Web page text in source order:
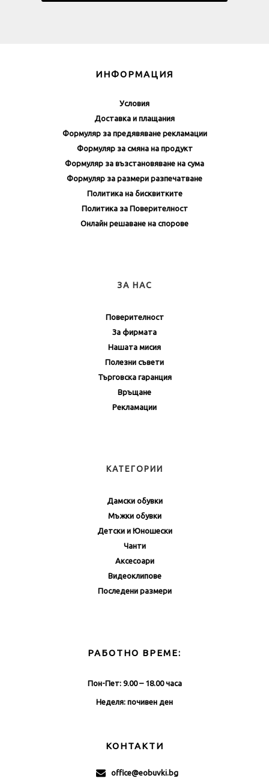
ИНФОРМАЦИЯ
Условия
Доставка и плащания
Формуляр за предявяване рекламации
Формуляр за смяна на продукт
Формуляр за възстановяване на сума
Формуляр за размери разпечатване
Политика на бисквитките
Политика за Поверителност
Онлайн решаване на спорове
ЗА НАС
Поверителност
За фирмата
Нашата мисия
Полезни съвети
Търговска гаранция
Връщане
Рекламации
КАТЕГОРИИ
Дамски обувки
Мъжки обувки
Детски и Юношески
Чанти
Аксесоари
Видеоклипове
Последени размери
РАБОТНО ВРЕМЕ:
Пон-Пет: 9.00 – 18.00 часа
Неделя: почивен ден
КОНТАКТИ
office@eobuvki.bg